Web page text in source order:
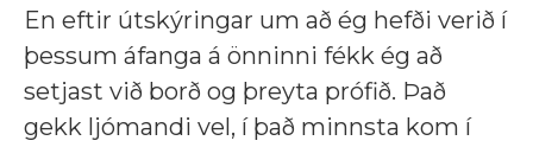
En eftir útskýringar um að ég hefði verið í
þessum áfanga á önninni fékk ég að
setjast við borð og þreyta prófið. Það
gekk ljómandi vel, í það minnsta kom í